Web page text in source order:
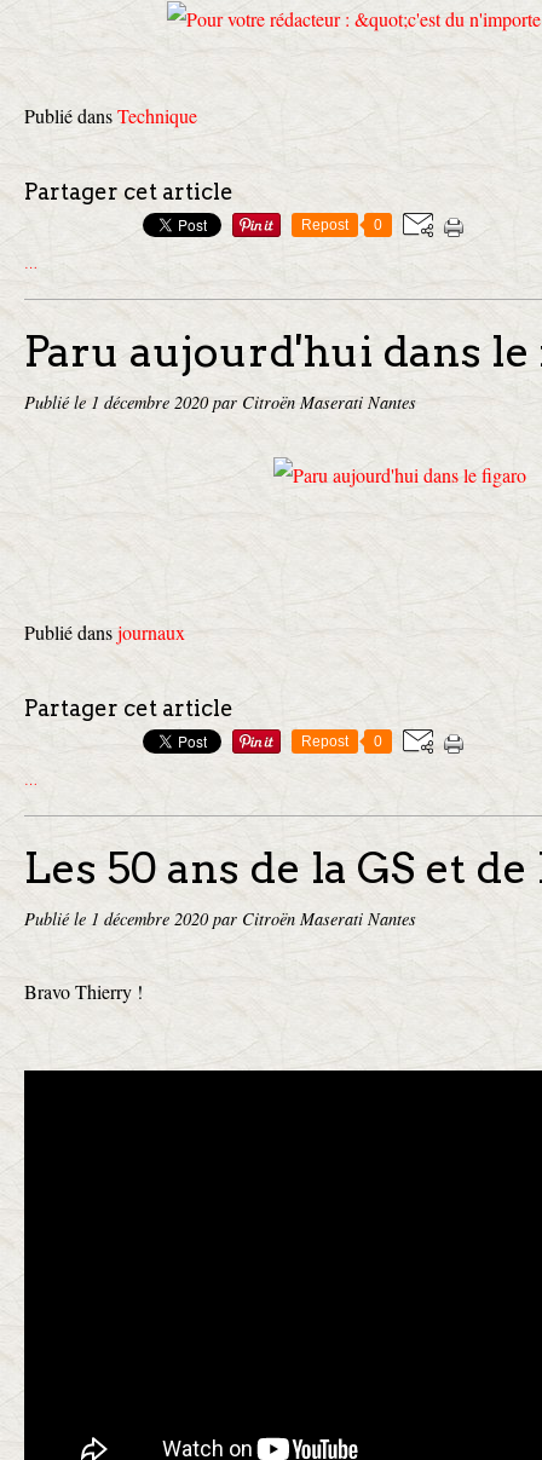
Publié dansTechnique
Partager cet article
Repost 0
…
Paru aujourd'hui dans
Publié le 1 décembre 2020par Citroën Maserati Nantes
Publié dansjournaux
Partager cet article
Repost 0
…
Les 50 ans de la GS et de
Publié le 1 décembre 2020par Citroën Maserati Nantes
Bravo Thierry !